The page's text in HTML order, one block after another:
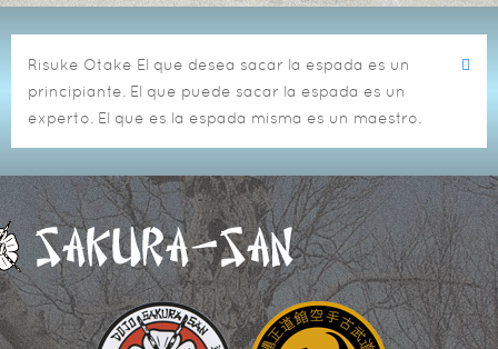
Risuke Otake El que desea sacar la espada es un
principiante. El que puede sacar la espada es un
experto. El que es la espada misma es un maestro.